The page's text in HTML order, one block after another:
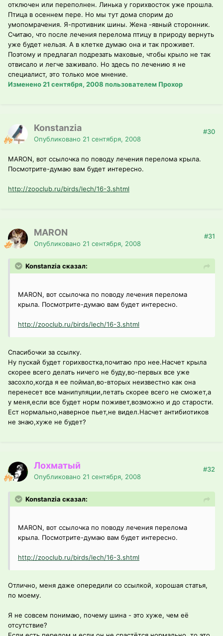
отключен или переполнен. Линька у горихвосток уже прошла.
Птица в осеннем пере. Но мы тут дома спорим до
умопомрачения. Я-противник шины. Жена -явный сторонник.
Считаю, что после лечения перелома птицу в природу вернуть
уже будет нельзя. А в клетке думаю она и так проживет.
Поэтому и предлагал подрезать маховые, чтобы крыло не так
отвисало и легче заживало. Но здесь по лечению я не
специалист, это только мое мнение.
Изменено21 сентября, 2008 пользователем Прохор
Konstanzia
Опубликовано 21 сентября, 2008
#30
MARON, вот ссылочка по поводу лечения перелома крыла.
Посмотрите-думаю вам будет интересно.
http://zooclub.ru/birds/lech/16-3.shtml
MARON
Опубликовано 21 сентября, 2008
#31
Konstanzia сказал:
MARON, вот ссылочка по поводу лечения перелома
крыла. Посмотрите-думаю вам будет интересно.
http://zooclub.ru/birds/lech/16-3.shtml
Спасибочки за ссылку.
Ну пускай будет горихвостка,почитаю про нее.Насчет крыла
скорее всего делать ничего не буду,во-первых все уже
засохло,когда я ее поймал,во-вторых неизвестно как она
перенесет все манипуляции,летать скорее всего не сможет,а
у меня,если все будет норм поживет,возможно и до старости.
Ест нормально,наверное пьет,не видел.Насчет антибиотиков
не знаю,хуже не будет?
Лохматый
Опубликовано 21 сентября, 2008
#32
Konstanzia сказал:
MARON, вот ссылочка по поводу лечения перелома
крыла. Посмотрите-думаю вам будет интересно.
http://zooclub.ru/birds/lech/16-3.shtml
Отлично, меня даже опередили со ссылкой, хорошая статья,
по моему.
Я не совсем понимаю, почему шина - это хуже, чем её
отсутствие?